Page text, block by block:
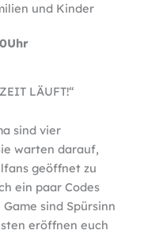
und Kinder
LÄUFT!“
sind vier
warten darauf,
geöffnet zu
ein paar Codes
sind Spürsinn
eröffnen euch